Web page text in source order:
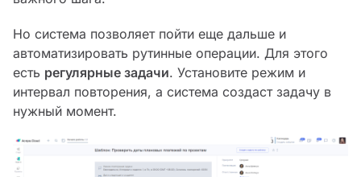
Но система позволяет пойти еще дальше и
автоматизировать рутинные операции. Для этого
есть регулярные задачи. Установите режим и
интервал повторения, а система создаст задачу в
нужный момент.